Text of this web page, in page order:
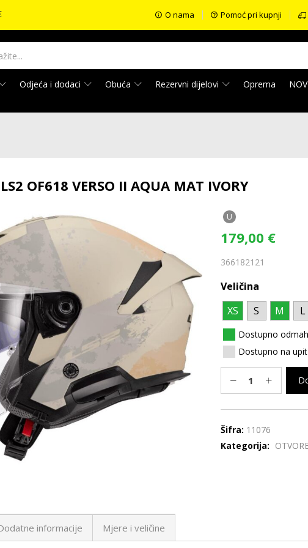
O nama Pomoć pri kupnji
Odjeća i dodaci Obuća Rezervni dijelovi Oprema
OF618 VERSO II AQUA MAT IVORY
U
179,00 €
366182121
Veličina
XS
S M L
Dostupno odmah
Dostupno na upit
Šifra: 11076
Kategorija:
informacije Mjere i veličine